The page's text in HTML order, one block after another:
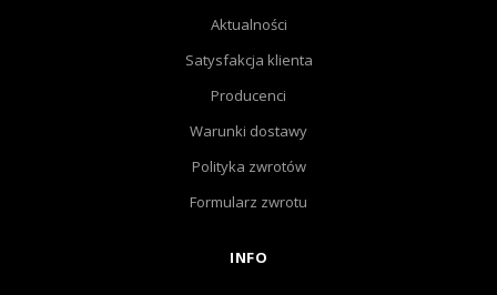
Aktualności
Satysfakcja klienta
Producenci
Warunki dostawy
Polityka zwrotów
Formularz zwrotu
INFO